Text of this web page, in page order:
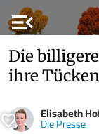
menu_open
Die
ihre Tücken
Elisabeth
Die Presse